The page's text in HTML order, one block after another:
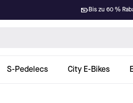
Bis zu 60 %
S-Pedelecs City E-Bikes